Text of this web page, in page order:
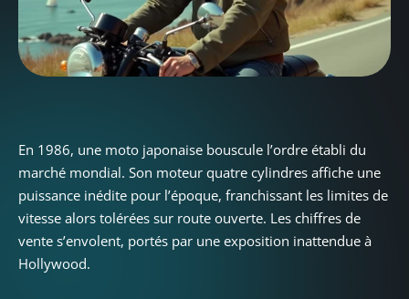
En 1986, une moto japonaise bouscule l’ordre établi du
marché mondial. Son moteur quatre cylindres affiche une
puissance inédite pour l’époque, franchissant les limites de
vitesse alors tolérées sur route ouverte. Les chiffres de
vente s’envolent, portés par une exposition inattendue à
Hollywood.